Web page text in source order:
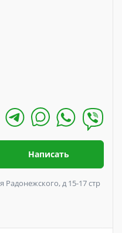
Написать
Радонежского, д 15-17 стр